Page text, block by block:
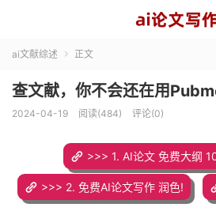
ai文献综述  正文
查文献，你不会还在用
2024-04-19 阅读(484) 评论(0)
>>> 1. AI论文 免费大纲
>>> 2. 免费AI论文写作 润色!